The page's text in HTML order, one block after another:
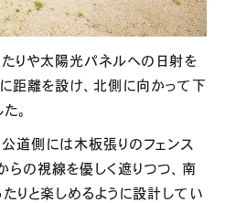
りや太陽光パネルへの日射を
距離を設け、北側に向かって下
。
道側には木板張りのフェンス
らの視線を優しく遮りつつ、南
りと楽しめるように設計してい